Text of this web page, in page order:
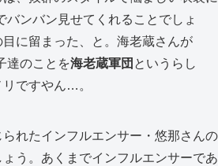
バンバン見せてくれることでしょ
に留まった、と。海老蔵さんが
達のことを海老蔵軍団 というらし
ですやん…。
れたインフルエンサー・悠那さんの
う。あくまでインフルエンサーであ